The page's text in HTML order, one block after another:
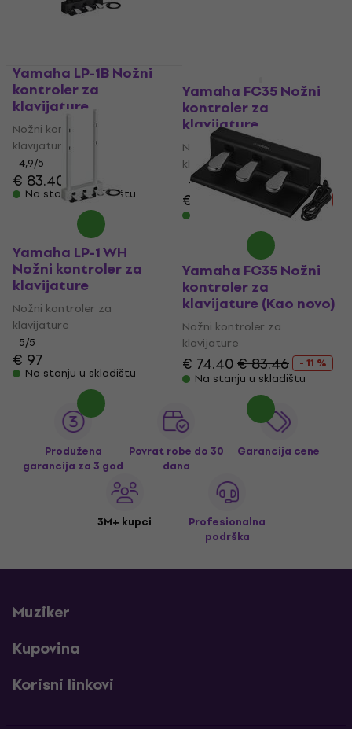
Yamaha LP-1B Nožni
kontroler za
klavijature
Nožni kontroler za
klavijature
4,9/5
€ 83.40
Na stanju u skladištu
Yamaha FC35 Nožni
kontroler za
klavijature
Nožni kontroler za
klavijature
4,9/5
€ 84.30€ 90.90
- 7 %
Na stanju u skladištu
Yamaha LP-1 WH
Nožni kontroler za
klavijature
Nožni kontroler za
klavijature
5/5
€ 97
Na stanju u skladištu
Yamaha FC35 Nožni
kontroler za
klavijature (Kao novo)
Nožni kontroler za
klavijature
€ 74.40€ 83.46
- 11 %
Na stanju u skladištu
Produžena
garancija za 3 god
Povrat robe do 30
dana
Garancija cene
3M+ kupci
Profesionalna
podrška
Muziker
Kupovina
Korisni linkovi